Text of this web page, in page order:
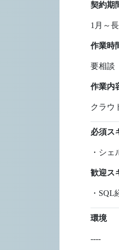
契約期
1月～
作業時
要相談
作業内
クラウ
必須ス
・シ
歓迎ス
・SQL
環境
----